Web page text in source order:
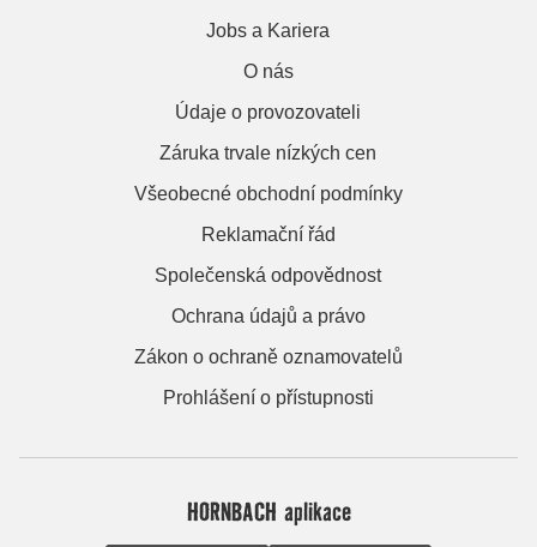
Jobs a Kariera
O nás
Údaje o provozovateli
Záruka trvale nízkých cen
Všeobecné obchodní podmínky
Reklamační řád
Společenská odpovědnost
Ochrana údajů a právo
Zákon o ochraně oznamovatelů
Prohlášení o přístupnosti
HORNBACH aplikace